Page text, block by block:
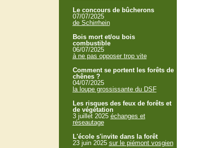
Le concours de bûcherons
07/07/2025
de Schirrhein
Bois mort et/ou bois
combustible
06/07/2025
à ne pas opposer trop vite
Comment se portent les forêts de
chênes ?
04/07/2025
la loupe grossissante du DSF
Les risques des feux de forêts et
de végétation
3 juillet 2025 échanges et
réseautage
L'école s'invite dans la forêt
23 juin 2025 sur le piémont vosgien